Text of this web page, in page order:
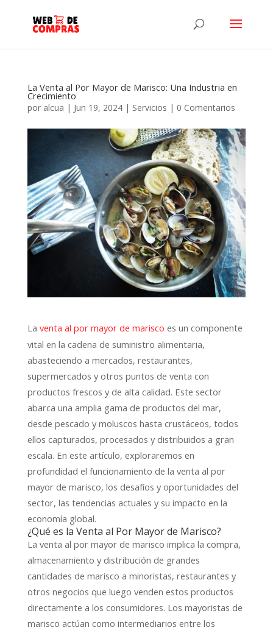
La Venta al Por Mayor de Marisco: Una Industria en
Crecimiento
por alcua | Jun 19, 2024| Servicios | 0 Comentarios
La venta al por mayor de marisco es un componente
vital en la cadena de suministro alimentaria,
abasteciendo a mercados, restaurantes,
supermercados y otros puntos de venta con
productos frescos y de alta calidad. Este sector
abarca una amplia gama de productos del mar,
desde pescado y moluscos hasta crustáceos, todos
ellos capturados, procesados y distribuidos a gran
escala. En este artículo, exploraremos en
profundidad el funcionamiento de la venta al por
mayor de marisco, los desafíos y oportunidades del
sector, las tendencias actuales y su impacto en la
economía global.
¿Qué es la Venta al Por Mayor de Marisco?
La venta al por mayor de marisco implica la compra,
almacenamiento y distribución de grandes
cantidades de marisco a minoristas, restaurantes y
otros negocios que luego venden estos productos
directamente a los consumidores. Los mayoristas de
marisco actúan como intermediarios entre los